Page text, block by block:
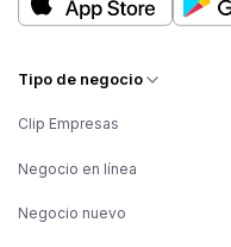
Tipo de negocio
Clip Empresas
Negocio en línea
Negocio nuevo